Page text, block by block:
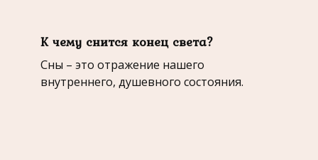
К чему снится конец света?
Сны – это отражение нашего
внутреннего, душевного состояния.